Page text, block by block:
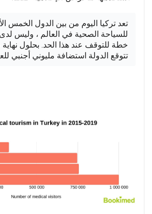
تعد تركيا اليوم من بين الدول الخمس
للسياحة الصحية في العالم ، وليس
تتوقع الدولة استضافة مليوني أجنبي